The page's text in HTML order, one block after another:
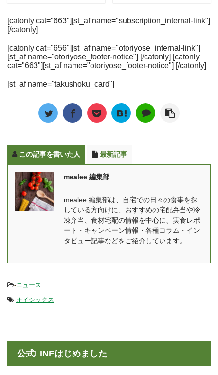
人気 ...
たが、最近では人気レス
トランのシェフが監修し
たメニューや、ダイエッ
トや健康管理など向けに
作られたメニューがある
など、バリエーションは
方で、全般的に賞味期限
が短く、買い物から調 ...
学調味料などの食品添加
ので安全性が高く、何よ
り栄養素を損なわないよ
うに食材ひとつひとつを
いうのが魅力です。
GREEN SPOONの特徴
のですが、妊娠中や子ど
もが産まれたら、しばら
ると思い、スーパーが遠
くて自転車でないと行け
は心配していました。 そ
ということを知り、利用
してみることに。
会員数220万人を突破し
た売上No.１の野菜宅
配。 有機野菜や減農薬野
菜のほかに、肉・魚、加
工品まで幅広く扱ってい
ます。 有機野菜や減農薬
野菜、合成保存料と合成
着色料不使用の加工品な
ど健康に気を遣った食材
授乳中はもちろん ...
大変、という産後ママに
お弁当を届けてくれる
「宅配弁当・食事宅配サ
さん・子供の分もまとめ
て冷凍弁当にしてしまう
のは難しくても、冷凍弁
の体調に合わせた使い方
を選んでみて下さいね。
また妊娠中のママさんも
安心して食べることがで
...
[catonly cat="663"][st_af name="subscription_internal-link"]
[/catonly]
[catonly cat="656"][st_af name="otoriyose_internal-link"]
[st_af name="otoriyose_footer-notice"] [/catonly] [catonly
cat="663"][st_af name="otoriyose_footer-notice"] [/catonly]
[st_af name="takushoku_card"]
この記事を書いた人 最新記事
mealee 編集部
mealee 編集部は、自宅での日々の食事を探
している方向けに、おすすめの宅配弁当や冷
凍弁当、食材宅配の情報を中心に、実食レポ
ート・キャンペーン情報・各種コラム・イン
タビュー記事などをご紹介しています。
-ニュース
-オイシックス
公式LINEはじめました